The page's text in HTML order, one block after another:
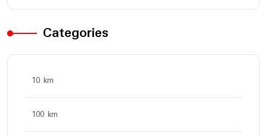
Categories
10 km
100 km